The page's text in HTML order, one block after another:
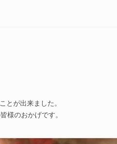
とが出来ました。
様のおかげです。